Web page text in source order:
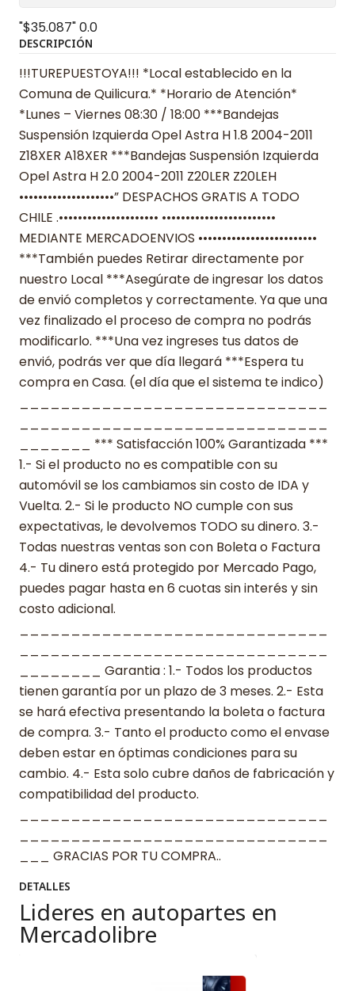
"$35.087"0.0
DESCRIPCIÓN
!!!TUREPUESTOYA!!! *Local establecido en la
Comuna de Quilicura.* *Horario de Atención*
*Lunes – Viernes 08:30 / 18:00 ***Bandejas
Suspensión Izquierda Opel Astra H 1.8 2004-2011
Z18XER A18XER ***Bandejas Suspensión Izquierda
Opel Astra H 2.0 2004-2011 Z20LER Z20LEH
••••••••••••••••••••” DESPACHOS GRATIS A TODO
CHILE .••••••••••••••••••••• ••••••••••••••••••••••••
MEDIANTE MERCADOENVIOS •••••••••••••••••••••••••
***También puedes Retirar directamente por
nuestro Local ***Asegúrate de ingresar los datos
de envió completos y correctamente. Ya que una
vez finalizado el proceso de compra no podrás
modificarlo. ***Una vez ingreses tus datos de
envió, podrás ver que día llegará ***Espera tu
compra en Casa. (el día que el sistema te indico)
_______ *** Satisfacción 100% Garantizada ***
1.- Si el producto no es compatible con su
automóvil se los cambiamos sin costo de IDA y
Vuelta. 2.- Si le producto NO cumple con sus
expectativas, le devolvemos TODO su dinero. 3.-
Todas nuestras ventas son con Boleta o Factura
4.- Tu dinero está protegido por Mercado Pago,
puedes pagar hasta en 6 cuotas sin interés y sin
costo adicional.
________ Garantia : 1.- Todos los productos
tienen garantía por un plazo de 3 meses. 2.- Esta
se hará efectiva presentando la boleta o factura
de compra. 3.- Tanto el producto como el envase
deben estar en óptimas condiciones para su
cambio. 4.- Esta solo cubre daños de fabricación y
compatibilidad del producto.
___ GRACIAS POR TU COMPRA..
DETALLES
Lideres en autopartes en
Mercadolibre